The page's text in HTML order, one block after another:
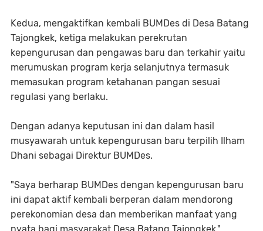
Kedua, mengaktifkan kembali BUMDes di Desa Batang
Tajongkek, ketiga melakukan perekrutan
kepengurusan dan pengawas baru dan terkahir yaitu
merumuskan program kerja selanjutnya termasuk
memasukan program ketahanan pangan sesuai
regulasi yang berlaku.
Dengan adanya keputusan ini dan dalam hasil
musyawarah untuk kepengurusan baru terpilih Ilham
Dhani sebagai Direktur BUMDes.
"Saya berharap BUMDes dengan kepengurusan baru
ini dapat aktif kembali berperan dalam mendorong
perekonomian desa dan memberikan manfaat yang